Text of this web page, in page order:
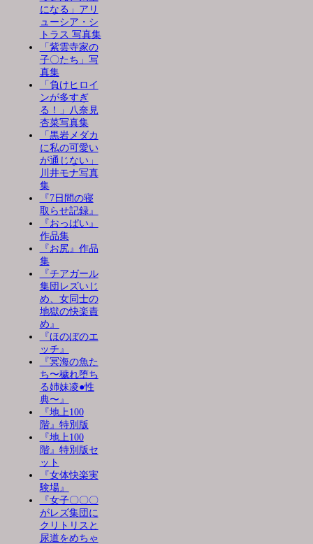
になる」アリ
ューシア・シ
トラス 写真集
「紫雲寺家の
子〇たち」写
真集
「負けヒロイ
ンが多すぎ
る！」八奈見
杏菜写真集
「黒岩メダカ
に私の可愛い
が通じない」
川井モナ写真
集
『7日間の寝
取らせ記録』
『おっぱい』
作品集
『お尻』作品
集
『チアガール
集団レズいじ
め、女同士の
地獄の快楽責
め』
『ほのぼのエ
ッチ』
『冥海の魚た
ち〜穢れ堕ち
る姉妹凌●性
典〜』
『地上100
階』特別版
『地上100
階』特別版セ
ット
『女体快楽実
験場』
『女子〇〇〇
がレズ集団に
クリトリスと
尿道をめちゃ